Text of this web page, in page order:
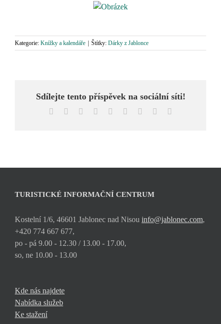
Kategorie: Knížky a kalendáře Štítky: Dárky z Jablonce
Sdílejte tento příspěvek na sociální síti!
Facebook Reddit LinkedInWhatsApp
TumblrPinterest
TURISTICKÉ INFORMAČNÍ CENTRUM
Kostelní 1/6, 46601 Jablonec nad Nisou info@jablonec.com,
+420 774 667 677,
po - pá 9.00 - 12.30 / 13.00 - 17.00,
so, ne 10.00 - 13.00
Kde nás najdete
Nabídka služeb
Ke stažení